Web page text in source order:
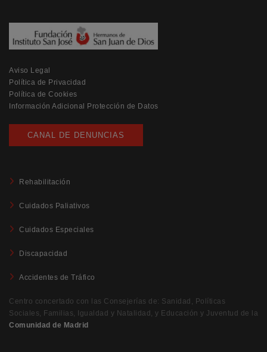
Aviso Legal
Política de Privacidad
Política de Cookies
Información Adicional Protección de Datos
CANAL DE DENUNCIAS
Rehabilitación
Cuidados Paliativos
Cuidados Especiales
Discapacidad
Accidentes de Tráfico
Centro concertado con las Consejerías de: Sanidad, Políticas
Sociales, Familias, Igualdad y Natalidad, y Educación y Juventud de la
Comunidad de Madrid